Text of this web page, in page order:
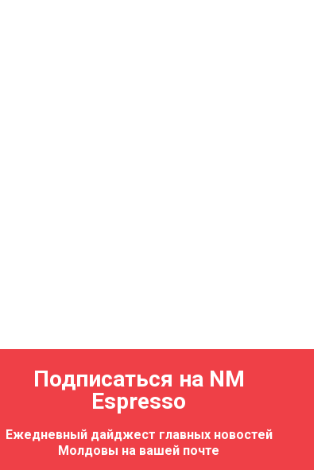
Подписаться на NM
Espresso
Ежедневный дайджест главных новостей
Молдовы на вашей почте